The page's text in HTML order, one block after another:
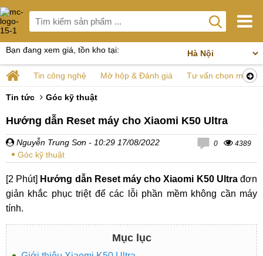
Bạn đang xem giá, tồn kho tại:
Tin công nghệ Mở hộp & Đánh giá Tư vấn chọn mua
Tin tức Góc kỹ thuật
Hướng dẫn Reset máy cho Xiaomi K50 Ultra
Nguyễn Trung Sơn - 10:29 17/08/2022
Góc kỹ thuật
0 4389
[2 Phút] Hướng dẫn Reset máy cho Xiaomi K50 Ultrađơn
giản khắc phục triệt để các lỗi phần mềm không cần máy
tính.
Mục lục